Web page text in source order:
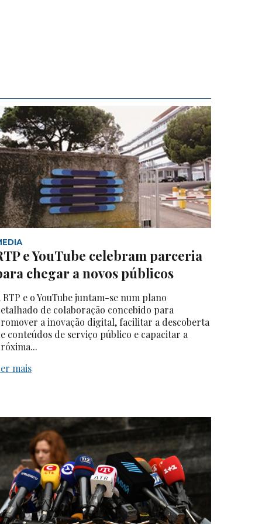
e YouTube celebram parceria
chegar a novos públicos
RTP e o YouTube juntam-se num plano
de colaboração concebido para
a inovação digital, facilitar a descoberta
conteúdos de serviço público e capacitar a
mais